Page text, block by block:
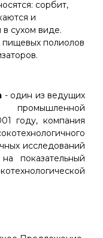
сорбит,
и
сухом виде.
полиолов
- один из ведущих
промышленной
году, компания
исследований
показательный